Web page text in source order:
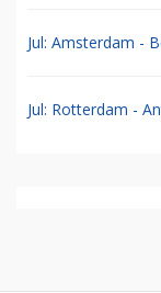
Jul: Amsterdam -
Jul: Rotterdam -